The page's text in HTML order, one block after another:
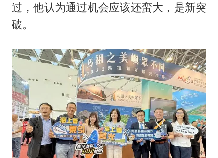
过，他认为通过机会应该还蛮大，是新突
破。